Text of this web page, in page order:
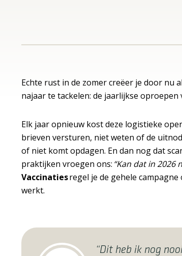
Echte rust in de zomer creëer je door nu
najaar te tackelen: de jaarlijkse
Elk jaar opnieuw kost deze logistieke
brieven versturen, niet weten of de
of niet komt opdagen. En dan nog dat
praktijken vroegen ons: “Kan dat in 2026
Vaccinatiesregel je de gehele
werkt.
“Dit heb ik nog